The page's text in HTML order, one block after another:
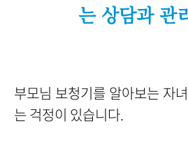
는 상담과 관
부모님 보청기를 알아보는 자
는 걱정이 있습니다.